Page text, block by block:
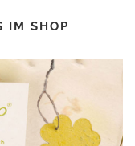
IM SHOP